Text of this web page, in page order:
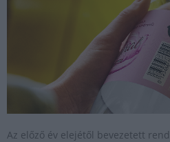
Az előző év elejétől bevezetett